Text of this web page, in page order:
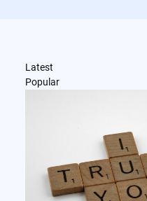
Latest
Popular